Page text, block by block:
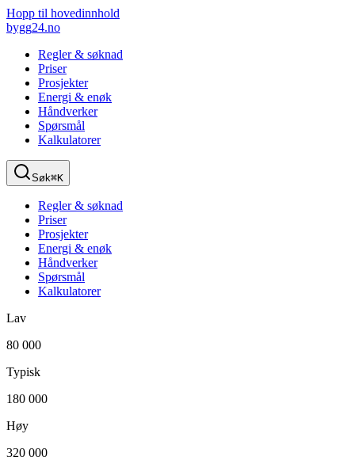
Hopp til hovedinnhold
bygg24.no
Regler & søknad
Priser
Prosjekter
Energi & enøk
Håndverker
Spørsmål
Kalkulatorer
Søk⌘K
Regler & søknad
Priser
Prosjekter
Energi & enøk
Håndverker
Spørsmål
Kalkulatorer
Lav
80 000
Typisk
180 000
Høy
320 000